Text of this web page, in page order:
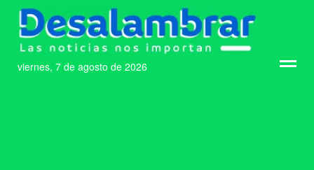
viernes, 7 de agosto de 2026